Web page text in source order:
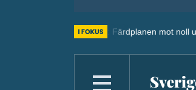
Termisk energi: Färdplanen mot noll utsläpp